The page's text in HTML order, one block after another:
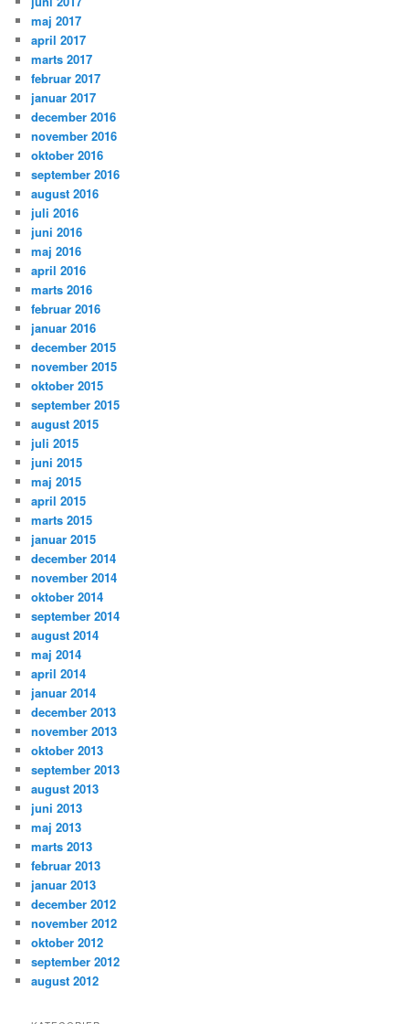
maj 2017
april 2017
marts 2017
februar 2017
januar 2017
december 2016
november 2016
oktober 2016
september 2016
august 2016
juli 2016
juni 2016
maj 2016
april 2016
marts 2016
februar 2016
januar 2016
december 2015
november 2015
oktober 2015
september 2015
august 2015
juli 2015
juni 2015
maj 2015
april 2015
marts 2015
januar 2015
december 2014
november 2014
oktober 2014
september 2014
august 2014
maj 2014
april 2014
januar 2014
december 2013
november 2013
oktober 2013
september 2013
august 2013
juni 2013
maj 2013
marts 2013
februar 2013
januar 2013
december 2012
november 2012
oktober 2012
september 2012
august 2012